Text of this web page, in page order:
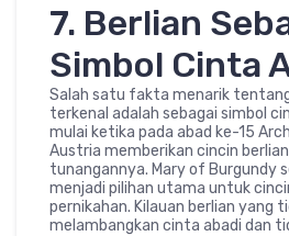
7. Berlian
Simbol Cinta
Salah satu fakta menarik
terkenal adalah sebagai simbol
mulai ketika pada abad ke-15
Austria memberikan cincin
tunangannya. Mary of Burgundy
menjadi pilihan utama untuk
pernikahan. Kilauan berlian yang
melambangkan cinta abadi dan